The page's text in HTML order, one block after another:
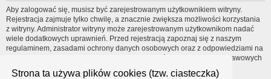
Strona ta używa plików cookies (tzw. ciasteczka)
Aby zalogować się, musisz być zarejestrowanym użytkownikiem witryny.
Rejestracja zajmuje tylko chwilę, a znacznie zwiększa możliwości korzystania
z witryny. Administrator witryny może zarejestrowanym użytkownikom nadać
wiele dodatkowych uprawnień. Przed rejestracją zapoznaj się z naszym
regulaminem, zasadami ochrony danych osobowych oraz z odpowiedziami na
często zadawane pytania (FAQ), gdzie jest wyjaśnionych wiele podstawowych
zagadnień dotyczących funkcjonowania witryny.